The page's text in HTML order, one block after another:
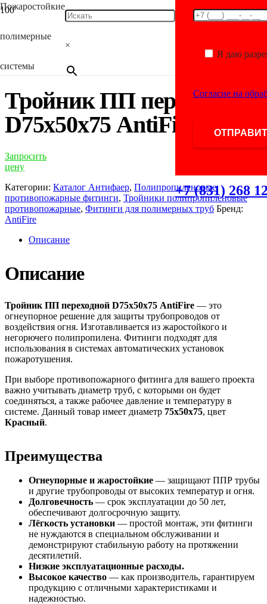
Пожаростойкие
полимерные
системы
×
Я даю
Согласие на
+7 (831) 268
Каталог/Фитинги для полимерных
фитинги/Тройники полипропиленовые
/ Тройник ПП переходной D75х50х75
AntiFire
Тройник ПП переходной
D75х50х75 AntiFire
Запросить
цену
Категории: Каталог Антифаер, Полипропиленовые
противопожарные фитинги, Тройники полипропиленовые
противопожарные, Фитинги для полимерных труб Бренд:
AntiFire
Описание
Описание
Тройник ПП переходной D75х50х75 AntiFire — это
огнеупорное решение для защиты трубопроводов от
воздействия огня. Изготавливается из жаростойкого и
негорючего полипропилена. Фитинги подходят для
использования в системах автоматических установок
пожаротушения.
При выборе противопожарного фитинга для вашего проекта
важно учитывать диаметр труб, с которыми он будет
соединяться, а также рабочее давление и температуру в
системе. Данный товар имеет диаметр 75х50х75, цвет
Красный.
Преимущества
Огнеупорные и жаростойкие — защищают ППР трубы
и другие трубопроводы от высоких температур и огня.
Долговечность — срок эксплуатации до 50 лет,
обеспечивают долгосрочную защиту.
Лёгкость установки — простой монтаж, эти фитинги
не нуждаются в специальном обслуживании и
демонстрируют стабильную работу на протяжении
десятилетий.
Низкие эксплуатационные расходы.
Высокое качество — как производитель, гарантируем
продукцию с отличными характеристиками и
надежностью.